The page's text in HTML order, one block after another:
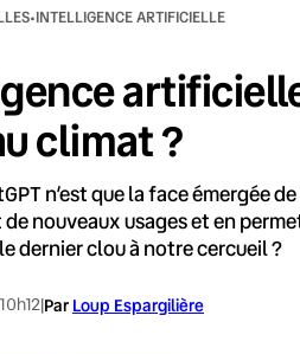
·INTELLIGENCE ARTIFICIELLE
climat ?
n’est que la face émergée
de nouveaux usages et en
dernier clou à notre cercueil ?
|Par Loup Espargilière